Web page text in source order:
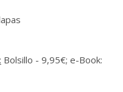
Bolsillo - 9,95€; e-Book: